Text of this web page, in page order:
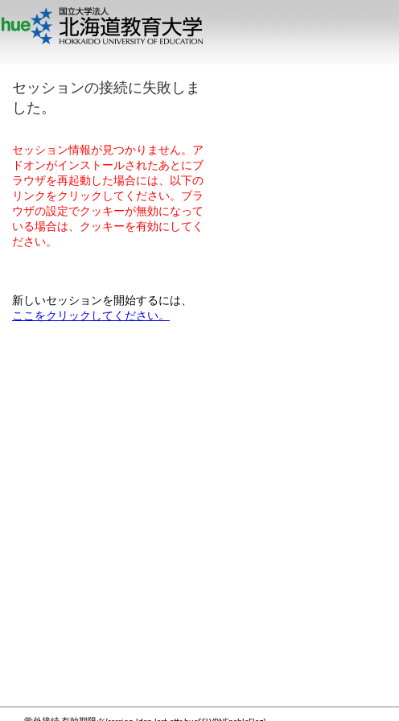
セッションの接続に失敗しま
した。
セッション情報が見つかりません。ア
ドオンがインストールされたあとにブ
ラウザを再起動した場合には、以下の
リンクをクリックしてください。ブラ
ウザの設定でクッキーが無効になって
いる場合は、クッキーを有効にしてく
ださい。
新しいセッションを開始するには、
ここをクリックしてください。